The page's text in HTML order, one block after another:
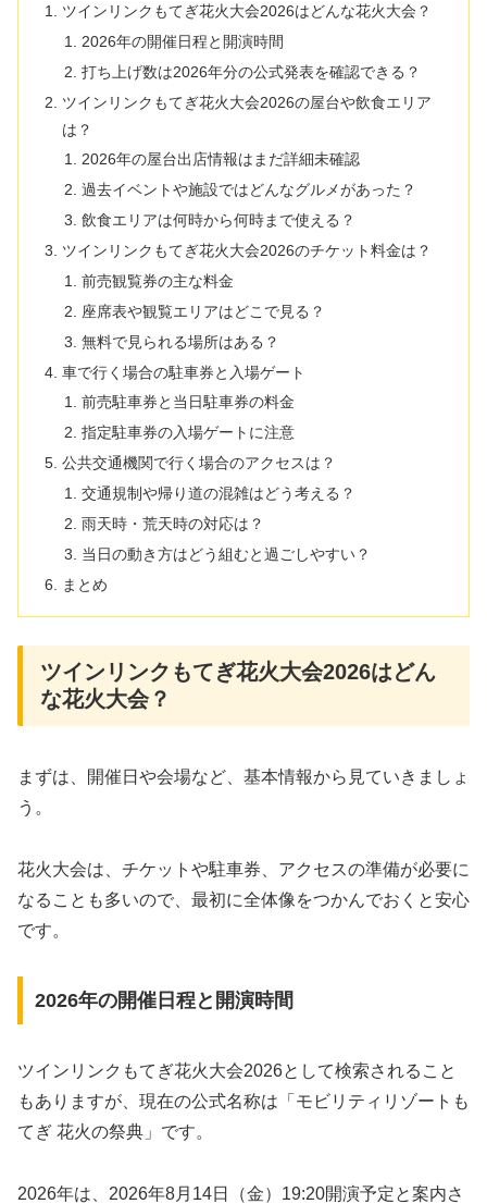
ツインリンクもてぎ花火大会2026はどんな花火大会？
2026年の開催日程と開演時間
打ち上げ数は2026年分の公式発表を確認できる？
ツインリンクもてぎ花火大会2026の屋台や飲食エリア
は？
2026年の屋台出店情報はまだ詳細未確認
過去イベントや施設ではどんなグルメがあった？
飲食エリアは何時から何時まで使える？
ツインリンクもてぎ花火大会2026のチケット料金は？
前売観覧券の主な料金
座席表や観覧エリアはどこで見る？
無料で見られる場所はある？
車で行く場合の駐車券と入場ゲート
前売駐車券と当日駐車券の料金
指定駐車券の入場ゲートに注意
公共交通機関で行く場合のアクセスは？
交通規制や帰り道の混雑はどう考える？
雨天時・荒天時の対応は？
当日の動き方はどう組むと過ごしやすい？
まとめ
ツインリンクもてぎ花火大会2026はどん
な花火大会？
まずは、開催日や会場など、基本情報から見ていきましょ
う。
花火大会は、チケットや駐車券、アクセスの準備が必要に
なることも多いので、最初に全体像をつかんでおくと安心
です。
2026年の開催日程と開演時間
ツインリンクもてぎ花火大会2026として検索されること
もありますが、現在の公式名称は「モビリティリゾートも
てぎ 花火の祭典」です。
2026年は、2026年8月14日（金）19:20開演予定と案内さ